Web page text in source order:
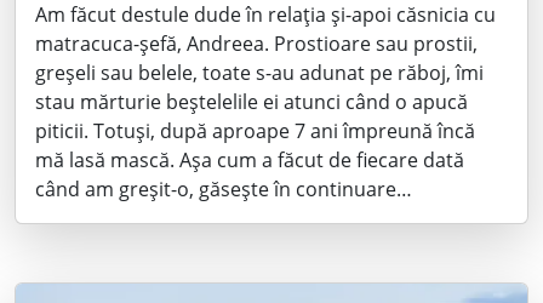
Am făcut destule dude în relația și-apoi căsnicia cu
matracuca-șefă, Andreea. Prostioare sau prostii,
greșeli sau belele, toate s-au adunat pe răboj, îmi
stau mărturie beștelelile ei atunci când o apucă
piticii. Totuși, după aproape 7 ani împreună încă
mă lasă mască. Așa cum a făcut de fiecare dată
când am greșit-o, găsește în continuare…